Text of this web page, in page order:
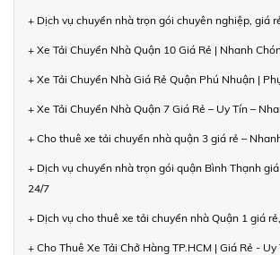
+ Dịch vụ chuyển nhà trọn gói chuyên nghiệp, giá
+ Xe Tải Chuyển Nhà Quận 10 Giá Rẻ | Nhanh
+ Xe Tải Chuyển Nhà Giá Rẻ Quận Phú Nhuận |
+ Xe Tải Chuyển Nhà Quận 7 Giá Rẻ – Uy Tín –
+ Cho thuê xe tải chuyển nhà quận 3 giá rẻ –
+ Dịch vụ chuyển nhà trọn gói quận Bình Thạnh
24/7
+ Dịch vụ cho thuê xe tải chuyển nhà Quận 1 giá
+ Cho Thuê Xe Tải Chở Hàng TP.HCM | Giá Rẻ -